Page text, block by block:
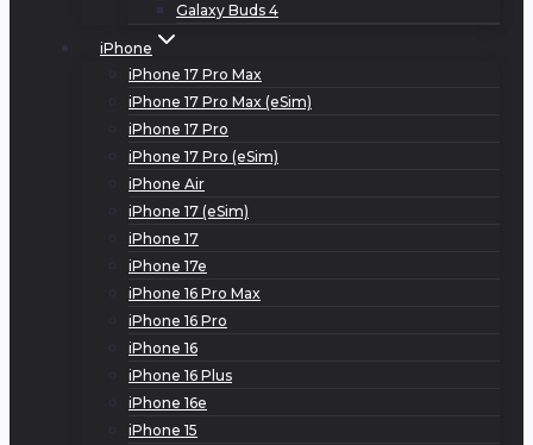
Galaxy Buds 4
iPhone
iPhone 17 Pro Max
iPhone 17 Pro Max (eSim)
iPhone 17 Pro
iPhone 17 Pro (eSim)
iPhone Air
iPhone 17 (eSim)
iPhone 17
iPhone 17e
iPhone 16 Pro Max
iPhone 16 Pro
iPhone 16
iPhone 16 Plus
iPhone 16e
iPhone 15